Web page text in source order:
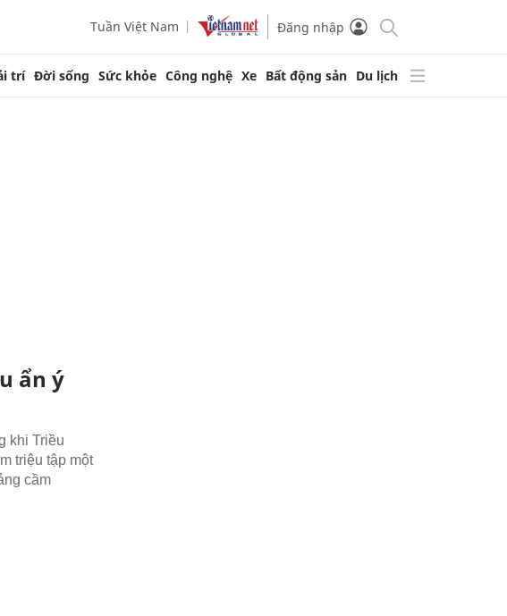
Tuần Việt Nam Đăng nhập
trí Đời sống Sức khỏe Công nghệ Xe Bất động sản Du lịch
ẩn ý
khi Triều
triệu tập một
cầm